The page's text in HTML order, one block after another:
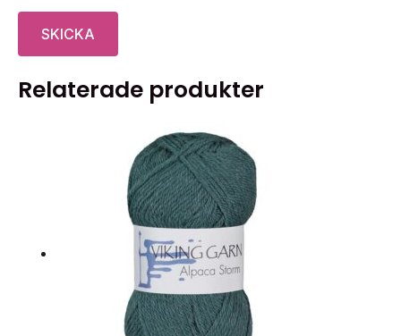
Relaterade produkter